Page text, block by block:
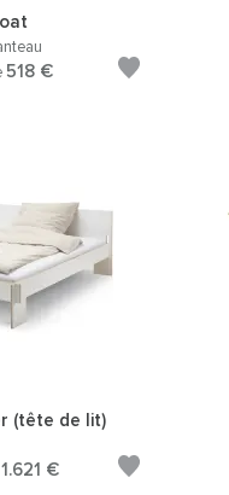
518 €
(tête de lit)
1.621 €